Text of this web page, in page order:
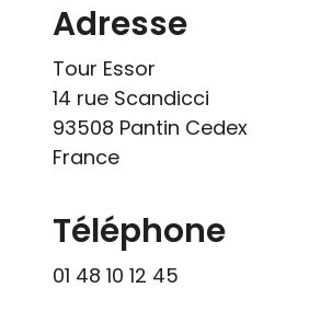
Adresse
Tour Essor
14 rue Scandicci
93508 Pantin Cedex
France
Téléphone
01 48 10 12 45